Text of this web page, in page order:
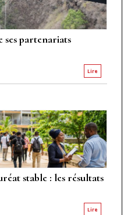
ses partenariats
Lire
stable : les résultats
Lire